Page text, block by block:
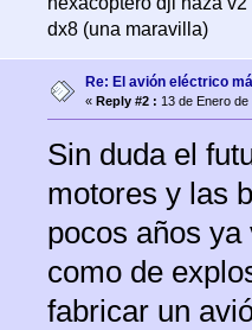
dx8 (una maravilla)
Re: El avión eléctrico
« Reply #2 : 13 de Enero
Sin duda el
motores y las
pocos años
como de
fabricar un